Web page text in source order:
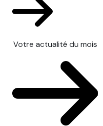
Votre actualité du mois